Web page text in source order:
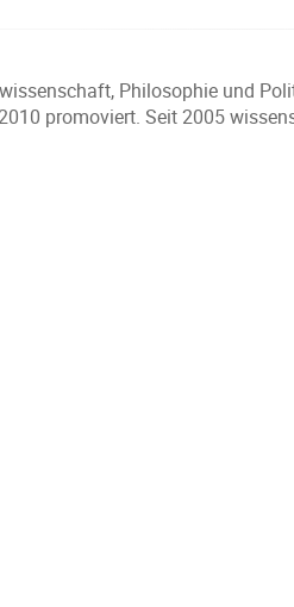
Philosophie und
promoviert. Seit 2005